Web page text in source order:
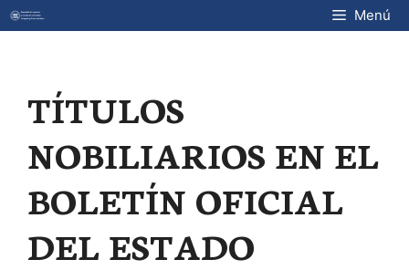
Saltar
al
Menú
TÍTULOS
NOBILIARIOS EN EL
BOLETÍN OFICIAL
DEL ESTADO